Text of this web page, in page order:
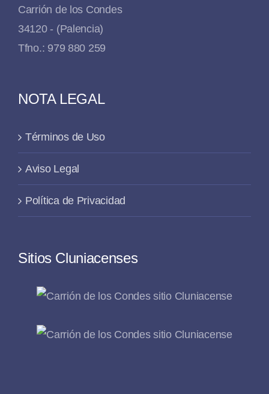
Carrión de los Condes
34120 - (Palencia)
Tfno.: 979 880 259
NOTA LEGAL
Términos de Uso
Aviso Legal
Política de Privacidad
Sitios Cluniacenses